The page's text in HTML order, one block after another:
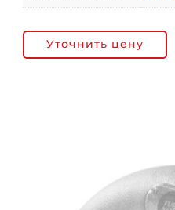
Уточнить цену